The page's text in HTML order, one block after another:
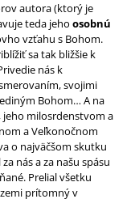
autora (ktorý je
teda jeho osobnú
vzťahu s Bohom.
sa tak bližšie k
nás k
svojimi
Bohom… A na
milosrdenstvom a
a Veľkonočnom
o najväčšom skutku
nás a za našu spásu
Prelial všetku
prítomný v